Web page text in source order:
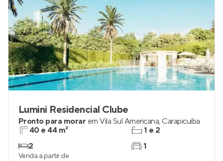
Lumini Residencial Clube
Pronto para morar em Vila Sul Americana, Carapicuíba
40 e 44 m²
2
1 e 2
1
Venda a partir de